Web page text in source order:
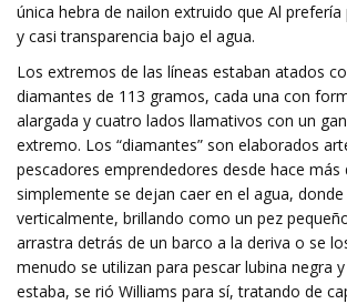
única hebra de nailon extruido que Al
y casi transparencia bajo el agua.
Los extremos de las líneas estaban atados
diamantes de 113 gramos, cada una con
alargada y cuatro lados llamativos con un
extremo. Los “diamantes” son elaborados
pescadores emprendedores desde hace más
simplemente se dejan caer en el agua, donde
verticalmente, brillando como un pez
arrastra detrás de un barco a la deriva o se
menudo se utilizan para pescar lubina negra
estaba, se rió Williams para sí, tratando de